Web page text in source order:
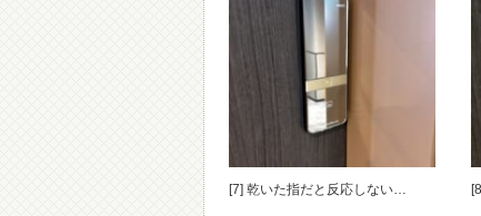
[7] 乾いた指だと反応しない…